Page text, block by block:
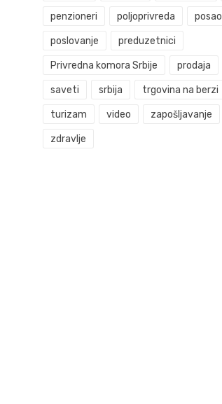
penzioneri poljoprivreda posao
poslovanje preduzetnici
Privredna komora Srbije prodaja
saveti srbija trgovina na berzi
turizam video zapošljavanje
zdravlje